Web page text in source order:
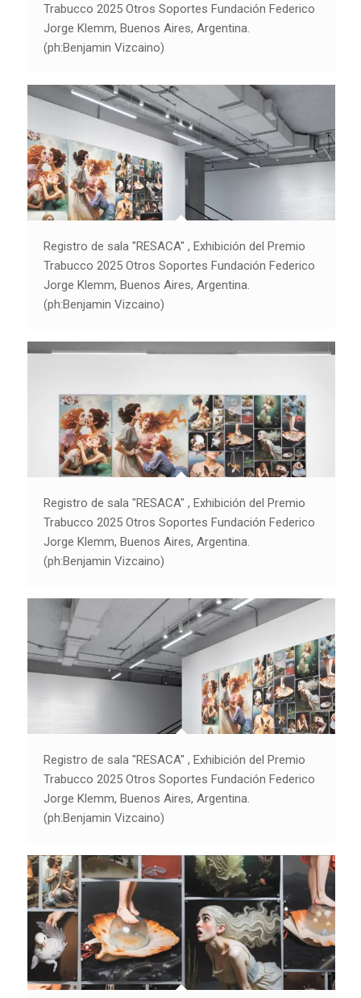
Trabucco 2025 Otros Soportes Fundación Federico
Jorge Klemm, Buenos Aires, Argentina.
(ph:Benjamin Vizcaino)
Registro de sala "RESACA" , Exhibición del Premio
Trabucco 2025 Otros Soportes Fundación Federico
Jorge Klemm, Buenos Aires, Argentina.
(ph:Benjamin Vizcaino)
Registro de sala "RESACA" , Exhibición del Premio
Trabucco 2025 Otros Soportes Fundación Federico
Jorge Klemm, Buenos Aires, Argentina.
(ph:Benjamin Vizcaino)
Registro de sala "RESACA" , Exhibición del Premio
Trabucco 2025 Otros Soportes Fundación Federico
Jorge Klemm, Buenos Aires, Argentina.
(ph:Benjamin Vizcaino)